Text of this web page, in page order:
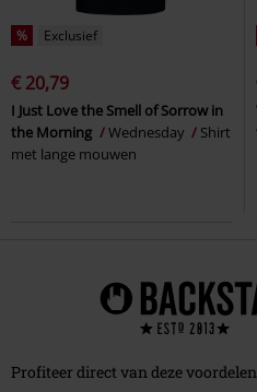
% Exclusief
€ 20,79
I Just Love the Smell of Sorrow in
the Morning
Wednesday
Shirt
met lange mouwen
Profiteer direct van deze